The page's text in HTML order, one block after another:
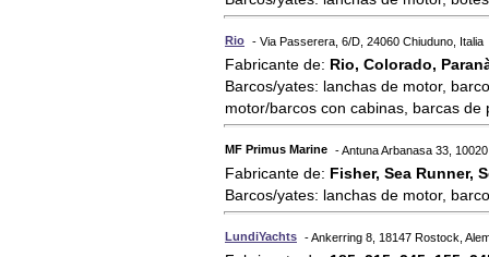
Rio - Via Passerera, 6/D, 24060 Chiuduno, Italia
Fabricante de: Rio, Colorado,
Barcos/yates: lanchas de motor,
motor/barcos con cabinas, barcas de
MF Primus Marine - Antuna Arbanasa 33,
Fabricante de: Fisher, Sea Runner,
Barcos/yates: lanchas de motor,
LundiYachts - Ankerring 8, 18147 Rostock,